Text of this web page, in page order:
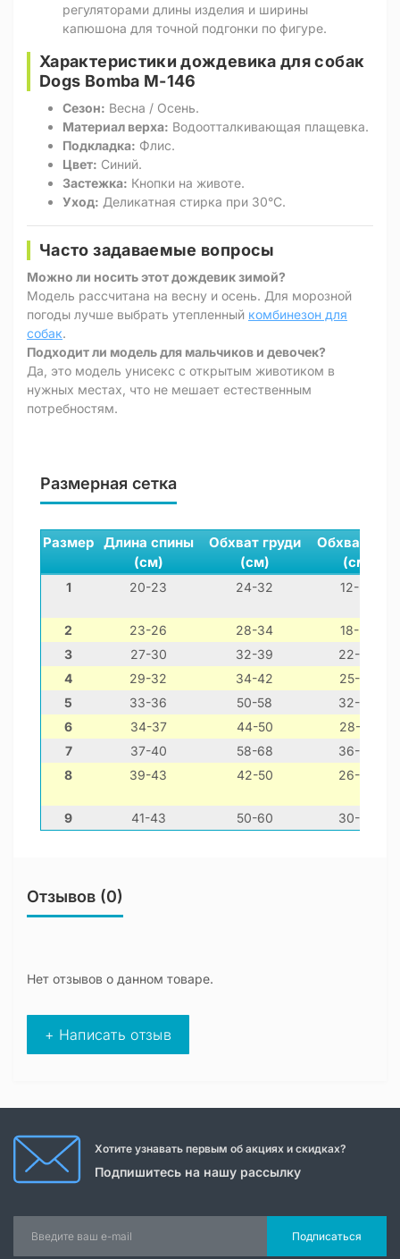
регуляторами длины изделия и ширины
капюшона для точной подгонки по фигуре.
Характеристики дождевика для собак
Dogs Bomba M-146
Сезон: Весна / Осень.
Материал верха: Водоотталкивающая плащевка.
Подкладка: Флис.
Цвет: Синий.
Застежка: Кнопки на животе.
Уход: Деликатная стирка при 30°C.
Часто задаваемые вопросы
Можно ли носить этот дождевик зимой?
Модель рассчитана на весну и осень. Для морозной
погоды лучше выбрать утепленный комбинезон для
собак.
Подходит ли модель для мальчиков и девочек?
Да, это модель унисекс с открытым животиком в
нужных местах, что не мешает естественным
потребностям.
Размерная сетка
Размер Длина спины
(см)
Обхват груди
(см)
Обхват шеи
(см)
1 20-23 24-32 12-22
2 23-26 28-34
18-23
3
27-30 32-39
22-28
4
29-32 34-42
25-30
5
33-36 50-58
32-40
6
34-37 44-50
28-35
7
37-40 58-68
36-44
8
39-43 42-50 26-36
9 41-43 50-60 30-39
Отзывов (0)
Нет отзывов о данном товаре.
+ Написать отзыв
Хотите узнавать первым об акциях и скидках?
Подпишитесь на нашу рассылку
Подписаться